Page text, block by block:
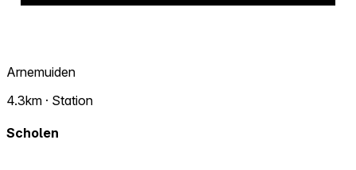
Arnemuiden
4.3km · Station
Scholen